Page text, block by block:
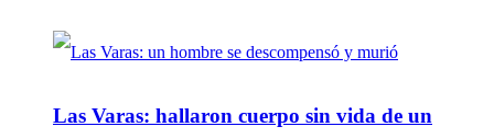
Las Varas: hallaron cuerpo sin vida de un